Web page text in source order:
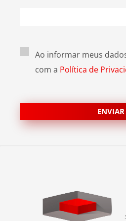
Ao informar meus
com a Política de